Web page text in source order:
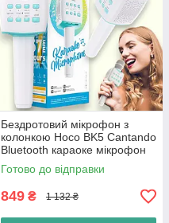
Бездротовий мікрофон з
колонкою Hoco BK5 Cantando
Bluetooth караоке мікрофон
колонка, біло-блакитна
Готово до відправки
849 ₴ 1 132 ₴